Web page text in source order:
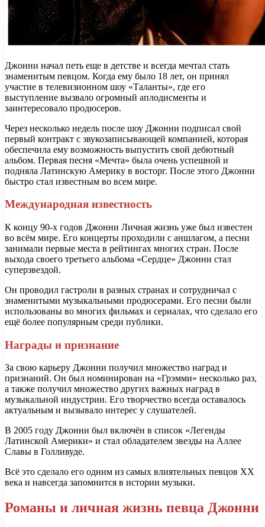
Джонни начал петь еще в детстве и всегда мечтал стать
знаменитым певцом. Когда ему было 18 лет, он принял
участие в телевизионном шоу «Таланты», где его
выступление вызвало огромный аплодисменты и
заинтересовало продюсеров.
Через несколько недель после шоу Джонни подписал свой
первый контракт с звукозаписывающей компанией, которая
обеспечила ему возможность выпустить свой дебютный
альбом. Первая песня «Мечта» была очень успешной и
подняла Латинскую Америку в восторг. После этого Джонни
быстро стал известным во всем мире.
Международная известность
К концу 90-х годов Джонни Личная жизнь уже был известен
во всём мире. Его концерты проходили с аншлагом, а песни
занимали первые места в рейтингах многих стран. После
выхода своего третьего альбома «Сердце» Джонни стал
суперзвездой.
Он проводил гастроли в разных странах и сотрудничал с
знаменитыми музыкальными продюсерами. Его песни были
использованы во многих фильмах и сериалах, что сделало его
ещё более популярным среди публики.
Награды и признание
За свою карьеру Джонни получил множество наград и
признаний. Он был номинирован на «Грэмми» несколько раз,
а также получил множество других важных наград в
музыкальной индустрии. Его творчество всегда оставалось
актуальным и вызывало интерес у слушателей.
В 2005 году Джонни был включён в список «Легенды
Латинской Америки» и стал обладателем звезды на Аллее
Славы в Голливуде.
Всё это сделало его одним из самых влиятельных певцов XX
века и навсегда запомнится в истории музыки.
Романы и личная жизнь певца Джонни